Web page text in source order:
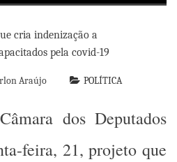
Araújo POLÍTICA
dos Deputados
feira, 21, projeto que